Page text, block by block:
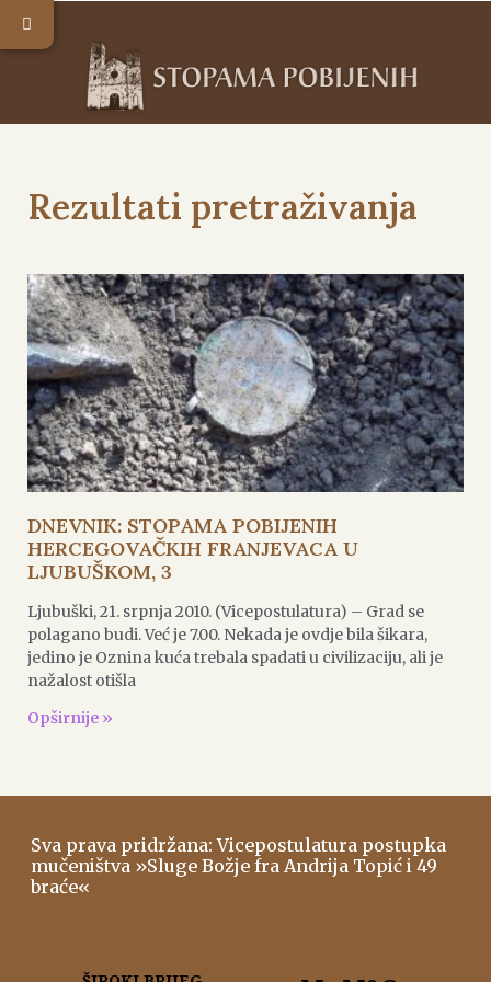
Rezultati pretraživanja
DNEVNIK: STOPAMA POBIJENIH
HERCEGOVAČKIH FRANJEVACA U
LJUBUŠKOM, 3
Ljubuški, 21. srpnja 2010. (Vicepostulatura) – Grad se
polagano budi. Već je 7.00. Nekada je ovdje bila šikara,
jedino je Oznina kuća trebala spadati u civilizaciju, ali je
nažalost otišla
Opširnije »
Sva prava pridržana: Vicepostulatura postupka
mučeništva »Sluge Božje fra Andrija Topić i 49
braće«